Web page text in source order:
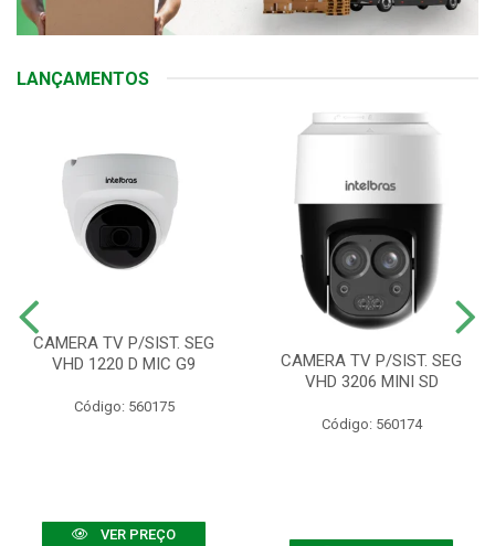
LANÇAMENTOS
CAMERA TV P/SIST. SEG
VHD 1220 D MIC G9
Código: 560175
VER PREÇO
CAMERA TV P/SIST. SEG
VHD 3206 MINI SD
Código: 560174